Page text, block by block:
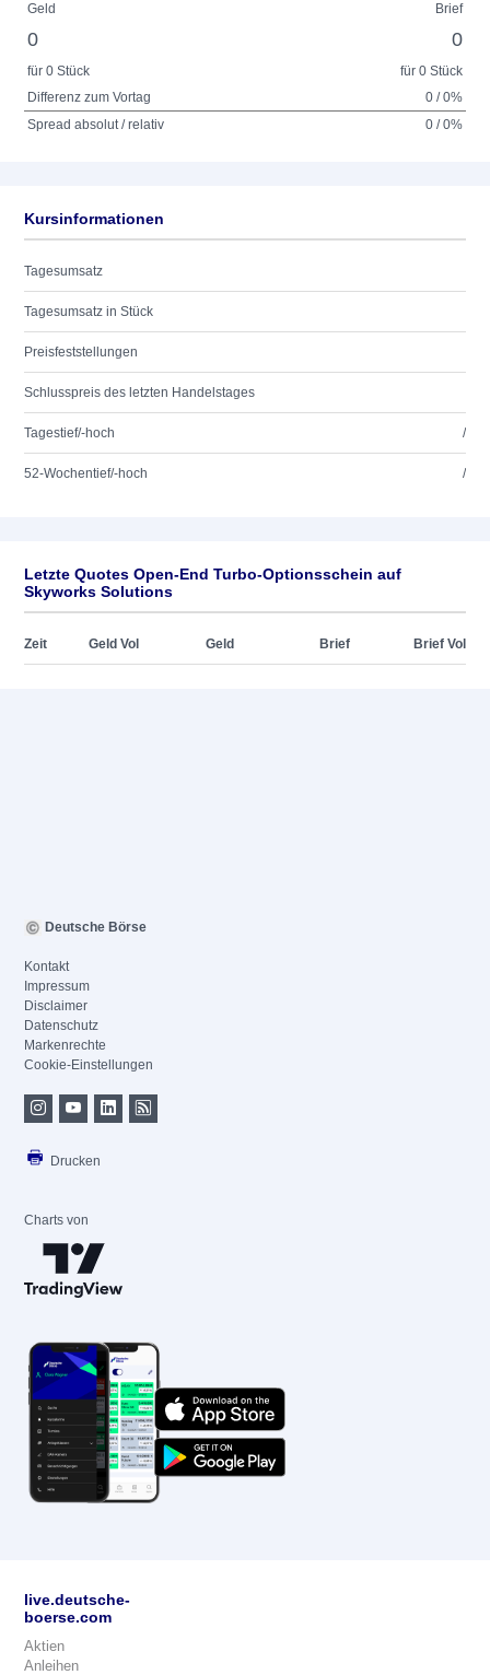
Geld
Brief
0 0
für 0 Stück
für 0 Stück
Differenz zum Vortag
0 / 0%
Spread absolut / relativ
0 / 0%
Kursinformationen
Tagesumsatz
Tagesumsatz in Stück
Preisfeststellungen
Schlusspreis des letzten Handelstages
Tagestief/-hoch /
52-Wochentief/-hoch /
Letzte Quotes Open-End Turbo-Optionsschein auf
Skyworks Solutions
Zeit Geld Vol Geld Brief Brief Vol
Deutsche Börse
Kontakt
Impressum
Disclaimer
Datenschutz
Markenrechte
Cookie-Einstellungen
Drucken
Charts von
live.deutsche-
boerse.com
Aktien
Anleihen